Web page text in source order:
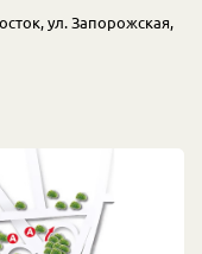
ул. Запорожская,